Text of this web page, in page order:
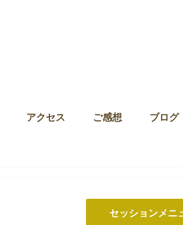
アクセス ご感想 ブログ
セッションメニ